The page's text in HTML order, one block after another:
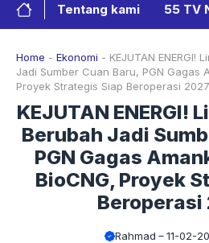
Tentang kami 55 TV
Home - Ekonomi - KEJUTAN ENERGI!
Jadi Sumber Cuan Baru, PGN Gagas
Proyek Strategis Siap Beroperasi
KEJUTAN ENERGI!
Berubah Jadi
PGN Gagas
BioCNG, Proyek
Beroperasi
Rahmad 11-02-